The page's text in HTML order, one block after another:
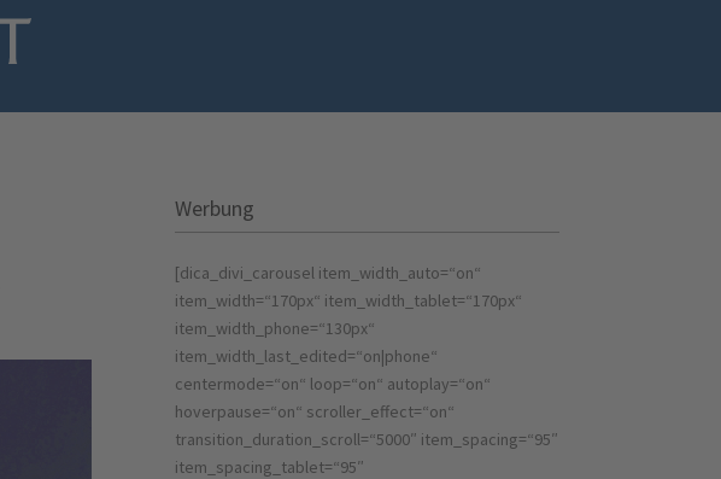
Werbung
[dica_divi_carousel item_width_auto=“on“
item_width=“170px“ item_width_tablet=“170px“
item_width_phone=“130px“
item_width_last_edited=“on|phone“
centermode=“on“ loop=“on“ autoplay=“on“
hoverpause=“on“ scroller_effect=“on“
transition_duration_scroll=“5000″ item_spacing=“95″
item_spacing_tablet=“95″